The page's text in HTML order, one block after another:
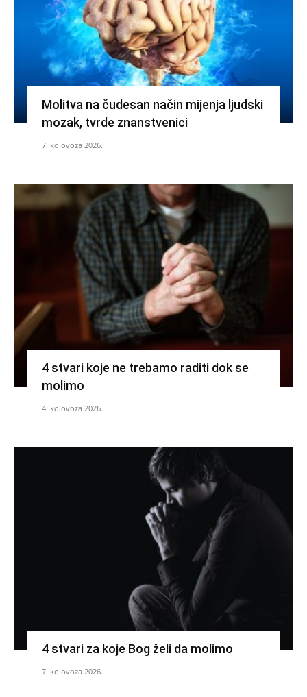
Molitva na čudesan način mijenja ljudski
mozak, tvrde znanstvenici
7. kolovoza 2026.
4 stvari koje ne trebamo raditi dok se
molimo
4. kolovoza 2026.
4 stvari za koje Bog želi da molimo
7. kolovoza 2026.